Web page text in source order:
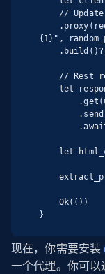
{1}",
}
现在，你需要安装
一个代理。你可以